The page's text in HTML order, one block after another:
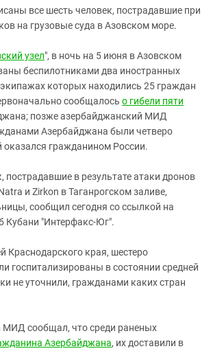
Алания
все шесть человек, пострадавшие при
на грузовые суда в Азовском море.
узел", в ночь на 5 июня в Азовском
беспилотниками два иностранных
экипажах которых находились 25 граждан
сообщалось о гибели пяти
позже азербайджанский МИД
Азербайджана были четверо
оказался гражданином России.
пострадавшие в результате атаки дронов
и Zirkon в Таганрогском заливе,
сообщил сегодня со ссылкой на
Кубани "Интерфакс-Юг".
Краснодарского края, шестеро
госпитализированы в состоянии средней
не уточнили, гражданами каких стран
МИД сообщал, что среди раненых
Азербайджана, их доставили в